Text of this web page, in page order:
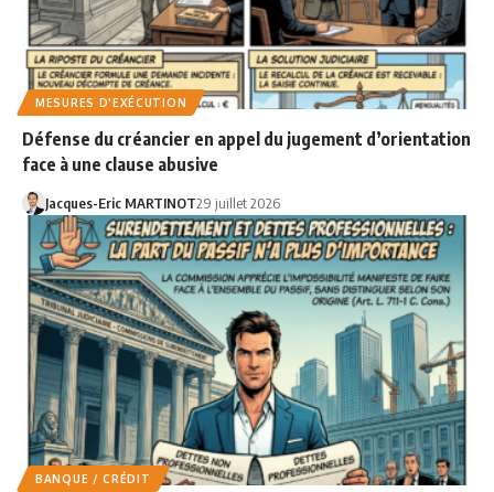
MESURES D'EXÉCUTION
Défense du créancier en appel du jugement d’orientation
face à une clause abusive
Jacques-Eric MARTINOT29 juillet 2026
BANQUE / CRÉDIT